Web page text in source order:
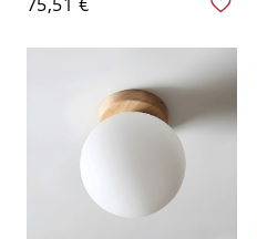
Scheune, Holz